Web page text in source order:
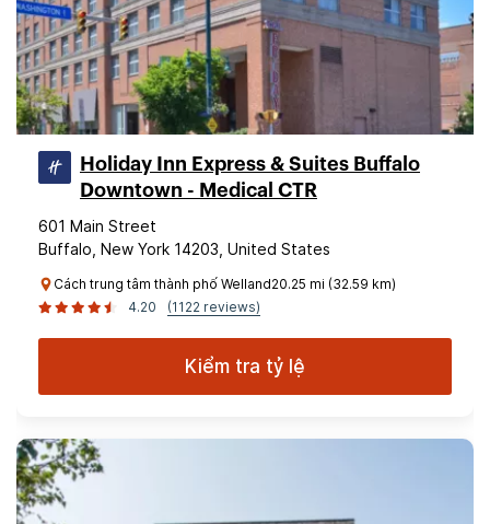
Holiday Inn Express & Suites Buffalo
Downtown - Medical CTR
601 Main Street
Buffalo, New York 14203, United States
Cách trung tâm thành phố Welland20.25 mi (32.59 km)
4.20
(1122 reviews)
Kiểm tra tỷ lệ